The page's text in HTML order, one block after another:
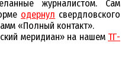
журналистом. Сам
одернул свердловского
«Полный контакт».
меридиан» на нашем ТГ-